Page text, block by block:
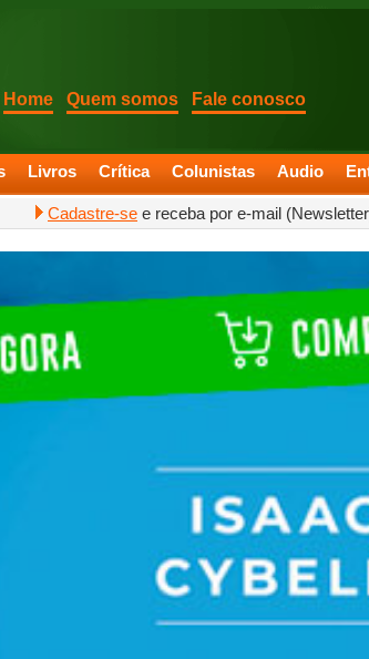
Home Quem somos Fale conosco
Livros Crítica Colunistas Audio
Cadastre-se e receba por e-mail